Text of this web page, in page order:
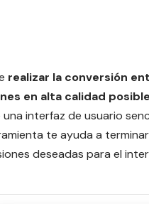
realizar la conversión
en alta calidad
una interfaz de usuario
te ayuda a
deseadas para el